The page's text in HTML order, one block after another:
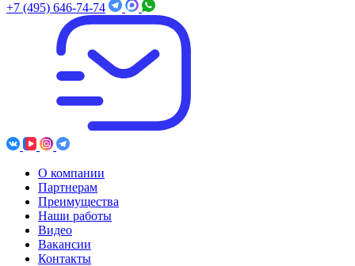
+7 (495) 646-74-74
О компании
Партнерам
Преимущества
Наши работы
Видео
Вакансии
Контакты